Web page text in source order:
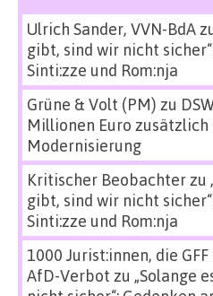
Ulrich Sander, VVN-BdA
gibt, sind wir nicht
Sinti:zze und Rom:nja
Grüne & Volt (PM) zu
Millionen Euro
Modernisierung
Kritischer Beobachterzu
gibt, sind wir nicht
Sinti:zze und Rom:nja
1000 Jurist:innen, die
AfD-Verbot zu „Solange